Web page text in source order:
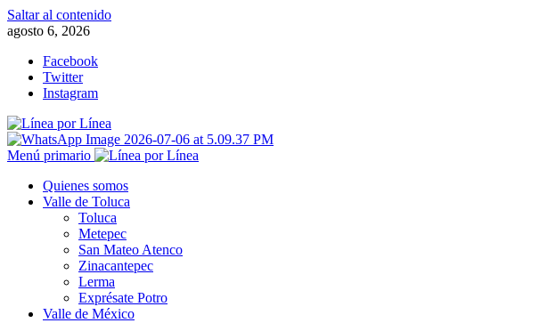
Saltar al contenido
agosto 6, 2026
Facebook
Twitter
Instagram
Menú primario
Quienes somos
Valle de Toluca
Toluca
Metepec
San Mateo Atenco
Zinacantepec
Lerma
Exprésate Potro
Valle de México